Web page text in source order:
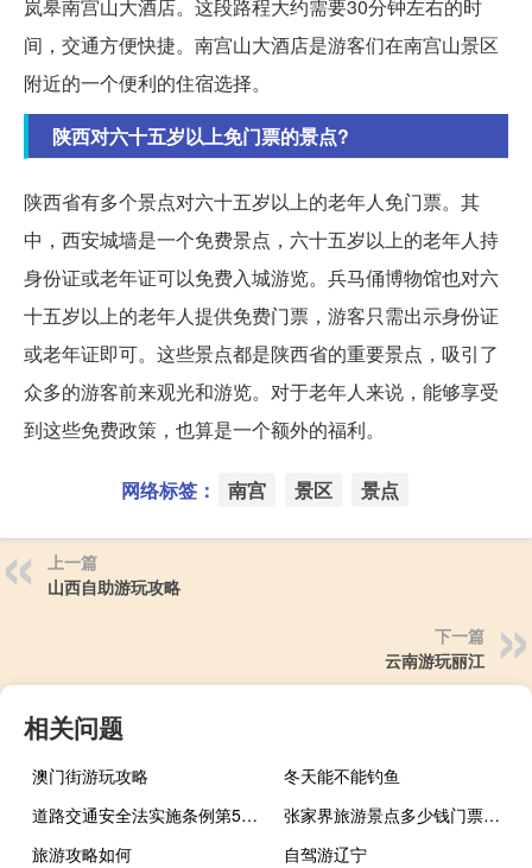
岚皋南宫山大酒店。这段路程大约需要30分钟左右的时
间，交通方便快捷。南宫山大酒店是游客们在南宫山景区
附近的一个便利的住宿选择。
陕西对六十五岁以上免门票的景点?
陕西省有多个景点对六十五岁以上的老年人免门票。其
中，西安城墙是一个免费景点，六十五岁以上的老年人持
身份证或老年证可以免费入城游览。兵马俑博物馆也对六
十五岁以上的老年人提供免费门票，游客只需出示身份证
或老年证即可。这些景点都是陕西省的重要景点，吸引了
众多的游客前来观光和游览。对于老年人来说，能够享受
到这些免费政策，也算是一个额外的福利。
网络标签： 南宫 景区 景点
上一篇
山西自助游玩攻略
下一篇
云南游玩丽江
相关问题
澳门街游玩攻略
冬天能不能钓鱼
道路交通安全法实施条例第56条罚款多少
张家界旅游景点多少钱门票多少钱
旅游攻略如何
自驾游辽宁